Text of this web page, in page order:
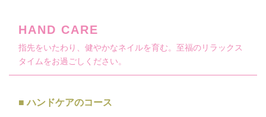
HAND CARE
指先をいたわり、健やかなネイルを育む。至福のリラックス
タイムをお過ごしください。
■ ハンドケアのコース